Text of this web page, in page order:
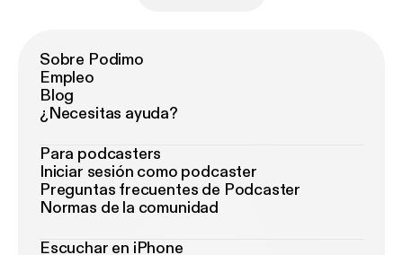
Sobre Podimo
Empleo
Blog
¿Necesitas ayuda?
Para podcasters
Iniciar sesión como podcaster
Preguntas frecuentes de Podcaster
Normas de la comunidad
Escuchar en iPhone